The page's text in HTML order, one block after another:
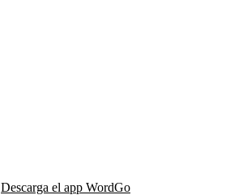
Descarga el app WordGo